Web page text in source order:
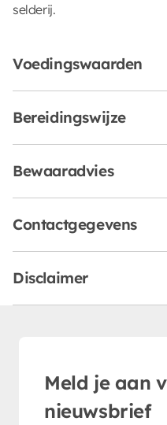
selderij.
Voedingswaarden
Bereidingswijze
Bewaaradvies
Contactgegevens
Disclaimer
Meld je aan
nieuwsbrief